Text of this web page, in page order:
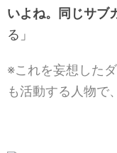
いよね。同じサブ
る」
※これを妄想した
も活動する人物で